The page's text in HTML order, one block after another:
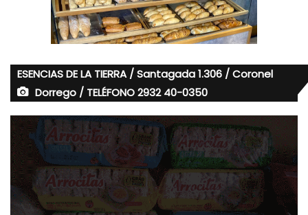
ESENCIAS DE LA TIERRA / Santagada 1.306 / Coronel
Dorrego / TELÉFONO 2932 40-0350